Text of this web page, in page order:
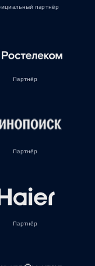
партнёр
Партнёр
Партнёр
Партнёр